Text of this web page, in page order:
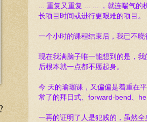
... 重复又重复 ... ... ，就连喘气
长项目时间或进行更艰难的项目。
一个小时的课程结束后，我已不
现在我满脑子唯一能想到的是，
后根本就一点都不愿起身。
今 天的瑜珈课，又偏偏是着重在
常了的拜日式、forward-bend、
一再的证明了人是犯贱的，虽然